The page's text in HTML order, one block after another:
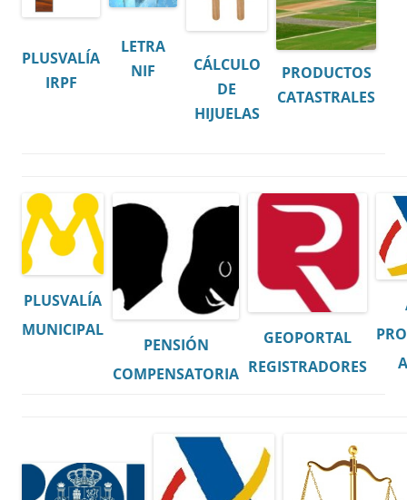
PLUSVALÍA
IRPF
LETRA
NIF
CÁLCULO
DE
HIJUELAS
PRODUCTOS
CATASTRALES
PLUSVALÍA
MUNICIPAL
PENSIÓN
COMPENSATORIA
GEOPORTAL
REGISTRADORES